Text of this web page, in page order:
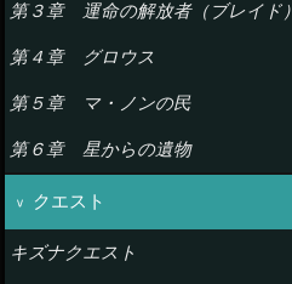
第３章 運命の解放者（ブレイド）
第４章 グロウス
第５章 マ・ノンの民
第６章 星からの遺物
クエスト
キズナクエスト